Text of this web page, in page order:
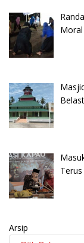
Moral
Arsip